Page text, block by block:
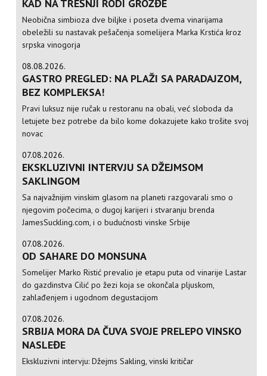
KAD NA TREŠNJI RODI GROŽĐE
Neobična simbioza dve biljke i poseta dvema vinarijama
obeležili su nastavak pešačenja somelijera Marka Krstića kroz
srpska vinogorja
08.08.2026.
GASTRO PREGLED: NA PLAŽI SA PARADAJZOM,
BEZ KOMPLEKSA!
Pravi luksuz nije ručak u restoranu na obali, već sloboda da
letujete bez potrebe da bilo kome dokazujete kako trošite svoj
novac
07.08.2026.
EKSKLUZIVNI INTERVJU SA DŽEJMSOM
SAKLINGOM
Sa najvažnijim vinskim glasom na planeti razgovarali smo o
njegovim počecima, o dugoj karijeri i stvaranju brenda
JamesSuckling.com, i o budućnosti vinske Srbije
07.08.2026.
OD SAHARE DO MONSUNA
Somelijer Marko Ristić prevalio je etapu puta od vinarije Lastar
do gazdinstva Cilić po žezi koja se okončala pljuskom,
zahlađenjem i ugodnom degustacijom
07.08.2026.
SRBIJA MORA DA ČUVA SVOJE PRELEPO VINSKO
NASLEĐE
Ekskluzivni intervju: Džejms Sakling, vinski kritičar